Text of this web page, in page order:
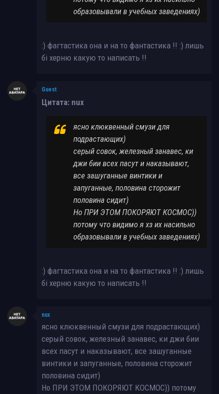
образовывали в учебных заведениях)
:) фагтастика она и на то фантастика !! :) лишь
бі херню какую то написать !!
Guest
Цитата: nux
ясно клюквенный смузи для
подрастающих)
серый совок, железный занавес, ки
джи бии всех пасут и наказывают,
все зашуганные винтики и
запуганные, половина сторожит
половина сидит)
Но ПРИ ЭТОМ ПОКОРЯЮТ КОСМОС))
потому что видимо я хз их насильно
образовывали в учебных заведениях)
:) фагтастика она и на то фантастика !! :) лишь
бі херню какую то написать !!
nux
ясно клюквенный смузи для подрастающих)
серый совок, железный занавес, ки джи бии
всех пасут и наказывают, все зашуганные
винтики и запуганные, половина сторожит
половина сидит)
Но ПРИ ЭТОМ ПОКОРЯЮТ КОСМОС)) потому